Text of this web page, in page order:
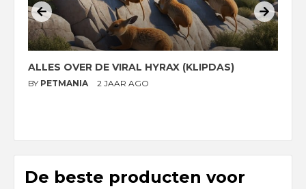
ALLES OVER DE VIRAL HYRAX (KLIPDAS)
BY PETMANIA 2 JAAR AGO
De beste producten voor